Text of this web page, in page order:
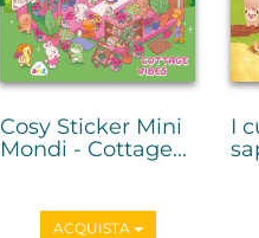
Cosy Sticker Mini
Mondi - Cottage...
ACQUISTA
I